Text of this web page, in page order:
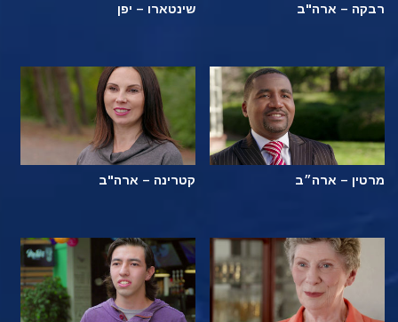
רבקה – ארה"ב שינטארו – יפן
מרטין – ארה״ב קטרינה – ארה"ב